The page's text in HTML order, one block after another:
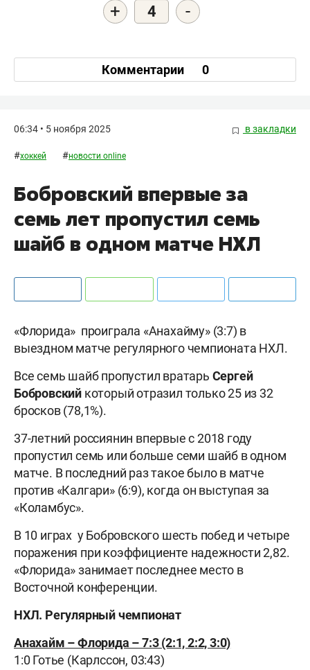
+ 4 -
Комментарии 0
06:34 • 5 ноября 2025 в закладки
#хоккей #новости online
Бобровский впервые за
семь лет пропустил семь
шайб в одном матче НХЛ
«Флорида» проиграла «Анахайму» (3:7) в
выездном матче регулярного чемпионата НХЛ.
Все семь шайб пропустил вратарь Сергей
Бобровский который отразил только 25 из 32
бросков (78,1%).
37-летний россиянин впервые с 2018 году
пропустил семь или больше семи шайб в одном
матче. В последний раз такое было в матче
против «Калгари» (6:9), когда он выступая за
«Коламбус».
В 10 играх у Бобровского шесть побед и четыре
поражения при коэффициенте надежности 2,82.
«Флорида» занимает последнее место в
Восточной конференции.
НХЛ. Регулярный чемпионат
Анахайм – Флорида – 7:3 (2:1, 2:2, 3:0)
1:0 Готье (Карлссон, 03:43)